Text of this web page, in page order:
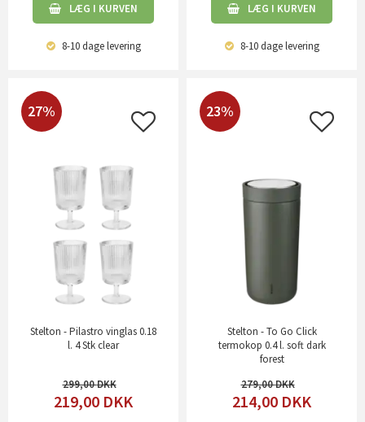
LÆG I KURVEN
8-10 dagelevering
LÆG I KURVEN
8-10 dagelevering
27%
Stelton - Pilastro vinglas 0.18
l. 4 Stk clear
299,00
219,00 DKK
23%
Stelton - To Go Click
termokop 0.4 l. soft dark
forest
279,00
214,00 DKK